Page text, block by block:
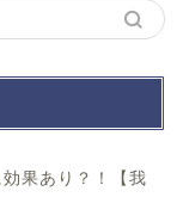
果あり？！【我